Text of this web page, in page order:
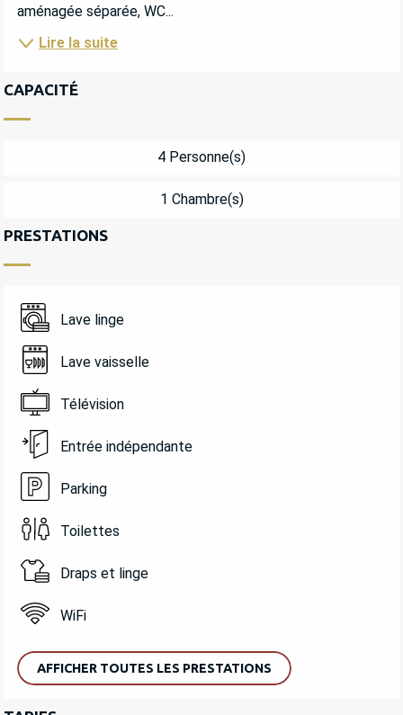
aménagée séparée, WC...
Lire la suite
CAPACITÉ
4 Personne(s)
1 Chambre(s)
PRESTATIONS
Lave linge
Lave vaisselle
Télévision
Entrée indépendante
Parking
Toilettes
Draps et linge
WiFi
AFFICHER TOUTES LES PRESTATIONS